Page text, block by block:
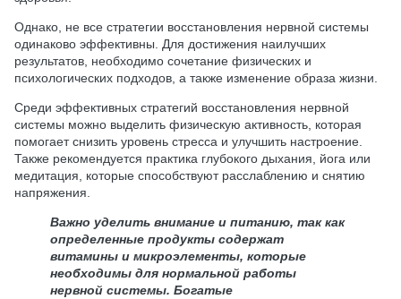
Однако, не все стратегии восстановления нервной системы
одинаково эффективны. Для достижения наилучших
результатов, необходимо сочетание физических и
психологических подходов, а также изменение образа жизни.
Среди эффективных стратегий восстановления нервной
системы можно выделить физическую активность, которая
помогает снизить уровень стресса и улучшить настроение.
Также рекомендуется практика глубокого дыхания, йога или
медитация, которые способствуют расслаблению и снятию
напряжения.
Важно уделить внимание и питанию, так как
определенные продукты содержат
витамины и микроэлементы, которые
необходимы для нормальной работы
нервной системы. Богатые